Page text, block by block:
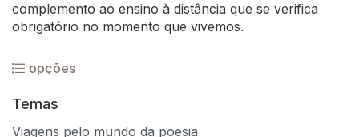
complemento ao ensino à distância que se verifica
obrigatório no momento que vivemos.
opções
Temas
Viagens pelo mundo da poesia